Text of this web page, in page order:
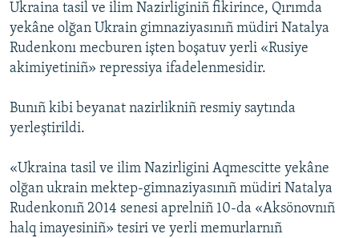
RFE/RS bütün saytları
Ukraina tasil ve ilim Nazirliginiñ fikirince, Qırımda
yekâne olğan Ukrain gimnaziyasınıñ müdiri Natalya
Rudenkonı mecburen işten boşatuv yerli «Rusiye
akimiyetiniñ» repressiya ifadelenmesidir.
Bunıñ kibi beyanat nazirlikniñ resmiy saytında
yerleştirildi.
«Ukraina tasil ve ilim Nazirligini Aqmescitte yekâne
olğan ukrain mektep-gimnaziyasınıñ müdiri Natalya
Rudenkonıñ 2014 senesi aprelniñ 10-da «Aksönovnıñ
halq imayesiniñ» tesiri ve yerli memurlarnıñ